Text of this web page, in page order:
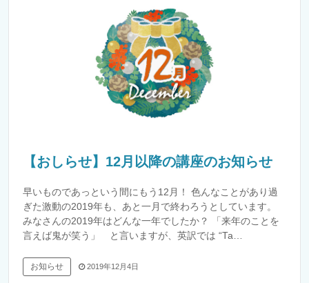
【おしらせ】12月以降の講座のお知らせ
早いものであっという間にもう12月！ 色んなことがあり過
ぎた激動の2019年も、あと一月で終わろうとしています。
みなさんの2019年はどんな一年でしたか？ 「来年のことを
言えば鬼が笑う」 と言いますが、英訳では “Ta…
お知らせ 2019年12月4日